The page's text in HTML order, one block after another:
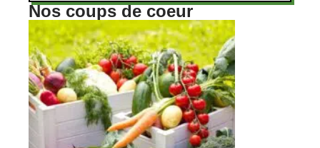
Nos coups de coeur